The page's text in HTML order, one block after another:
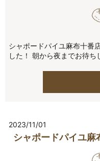
シャポードパイユ麻布十番
した！ 朝から夜までお待ち
2023/11/01
シャポードパイユ麻